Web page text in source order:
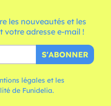
les nouveautés et les
adresse e-mail !
S'ABONNER
légales et les
de Funidelia.